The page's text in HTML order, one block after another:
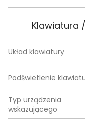
Klawiatura
Układ klawiatury
Podświetlenie
Typ urządzenia
wskazującego